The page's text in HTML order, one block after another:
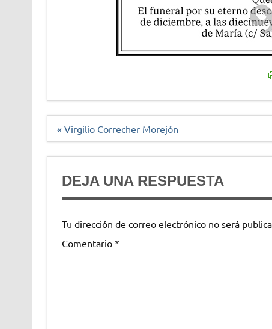
Navegación
« Virgilio Correcher Morejón
DEJA UNA RESPUESTA
Tu dirección de correo electrónico no será
Comentario *